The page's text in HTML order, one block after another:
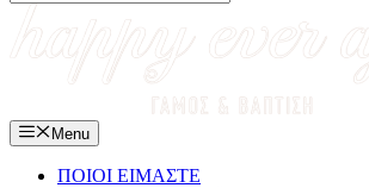
Menu
ΠΟΙΟΙ ΕΙΜΑΣΤΕ